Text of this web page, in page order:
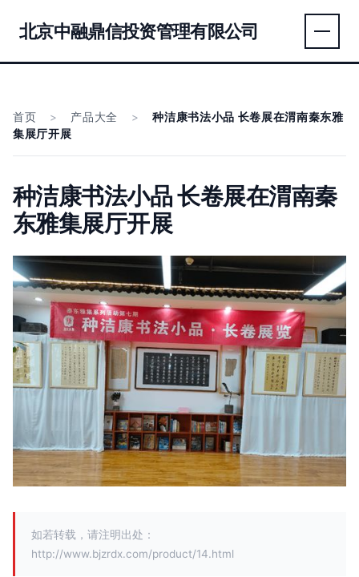
北京中融鼎信投资管理有限公司
首页 > 产品大全 >
种洁康书法小品 长卷展在渭南秦东雅
集展厅开展
种洁康书法小品 长卷展在渭南秦
东雅集展厅开展
如若转载，请注明出处：
http://www.bjzrdx.com/product/14.html